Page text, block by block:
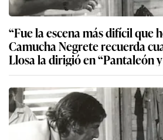
“Fue la escena más difícil que
Camucha Negrete recuerda
Llosa la dirigió en “Pantaleón